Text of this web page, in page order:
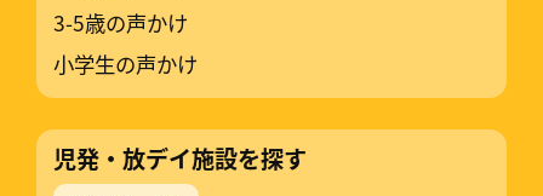
3-5歳の声かけ
小学生の声かけ
児発・放デイ施設を探す